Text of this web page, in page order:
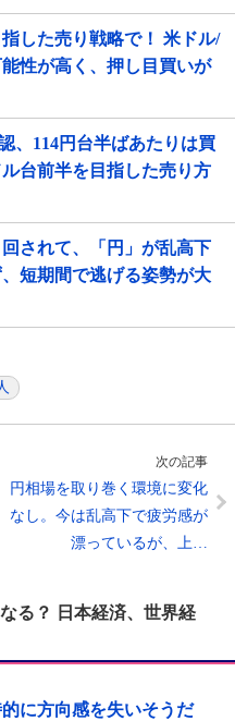
した売り戦略で！ 米ドル/
性が高く、押し目買いが
、114円台半ばあたりは買
台前半を目指した売り方
されて、「円」が乱高下
短期間で逃げる姿勢が大
次の記事
円相場を取り巻く環境に変化
なし。今は乱高下で疲労感が
漂っているが、上…
る？ 日本経済、世界経
に方向感を失いそうだ